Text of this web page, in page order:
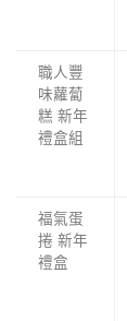
職人豐
味蘿蔔
糕 新年
禮盒組
福氣蛋
捲 新年
禮盒